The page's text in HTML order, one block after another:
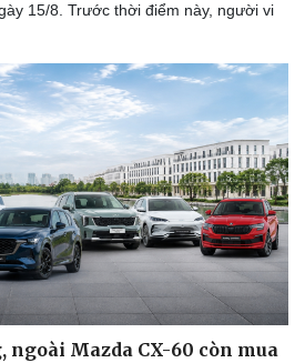
15/8. Trước thời điểm này, người vi
ngoài Mazda CX-60 còn mua